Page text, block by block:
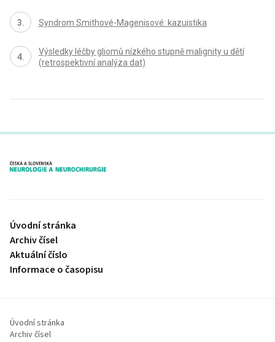
Syndrom Smithové-Magenisové: kazuistika
Výsledky léčby gliomů nízkého stupně malignity u dětí
(retrospektivní analýza dat)
proLékaře.cz
Úvodní stránka
Archiv čísel
Aktuální číslo
Informace o časopisu
Úvodní stránka
Archiv čísel